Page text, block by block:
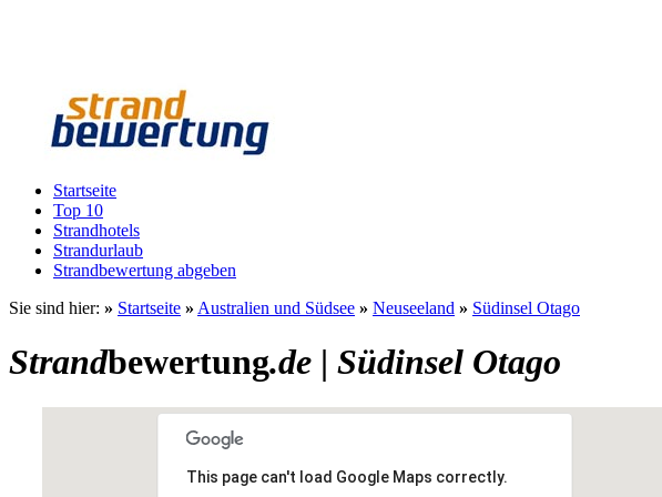
Startseite
Top 10
Strandhotels
Strandurlaub
Strandbewertung abgeben
Sie sind hier: » Startseite » Australien und Südsee » Neuseeland » Südinsel Otago
Strandbewertung.de | Südinsel Otago
This page can't load Google Maps correctly.